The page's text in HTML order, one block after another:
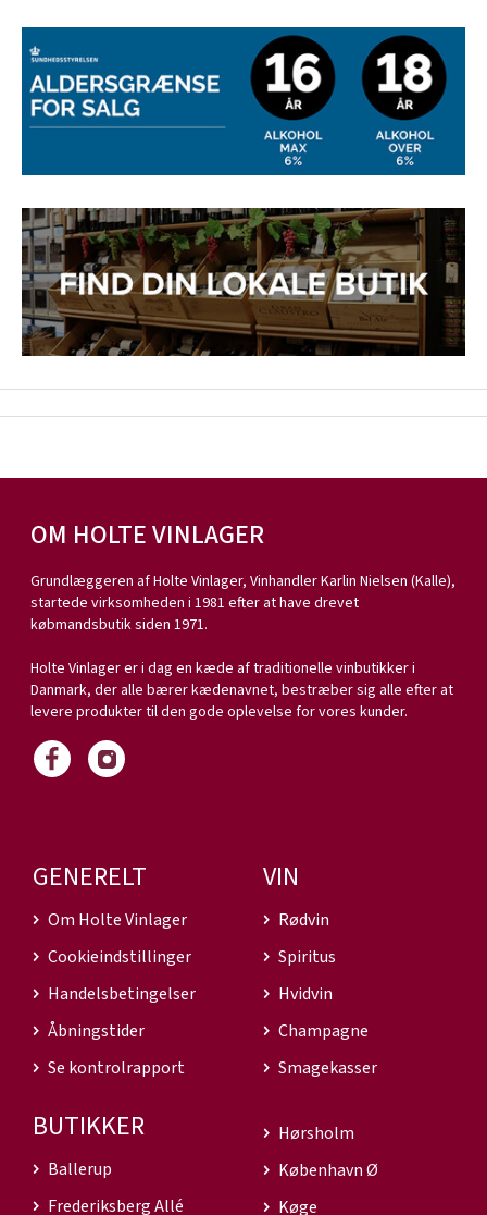
OM HOLTE VINLAGER
Grundlæggeren af Holte Vinlager, Vinhandler Karlin Nielsen (Kalle),
startede virksomheden i 1981 efter at have drevet
købmandsbutik siden 1971.
Holte Vinlager er i dag en kæde af traditionelle vinbutikker i
Danmark, der alle bærer kædenavnet, bestræber sig alle efter at
levere produkter til den gode oplevelse for vores kunder.
GENERELT
Om Holte Vinlager
Cookieindstillinger
Handelsbetingelser
Åbningstider
Se kontrolrapport
VIN
Rødvin
Spiritus
Hvidvin
Champagne
Smagekasser
BUTIKKER
Ballerup
Frederiksberg Allé
Hørsholm
København Ø
Køge